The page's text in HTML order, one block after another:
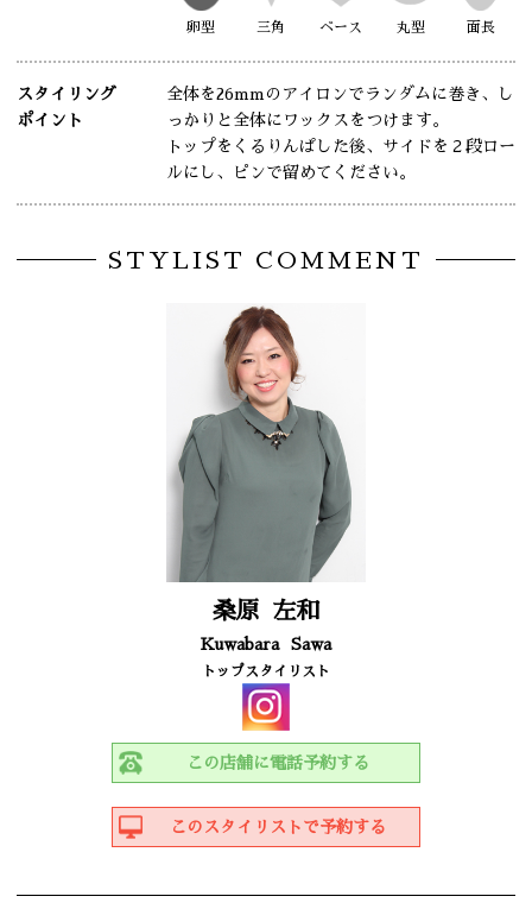
卵型 三角 ベース 丸型 面長
スタイリング
ポイント
全体を26mmのアイロンでランダムに巻き、し
っかりと全体にワックスをつけます。
トップをくるりんぱした後、サイドを２段ロー
ルにし、ピンで留めてください。
STYLIST COMMENT
桑原 左和
Kuwabara Sawa
トップスタイリスト
この店舗に電話予約する
このスタイリストで予約する